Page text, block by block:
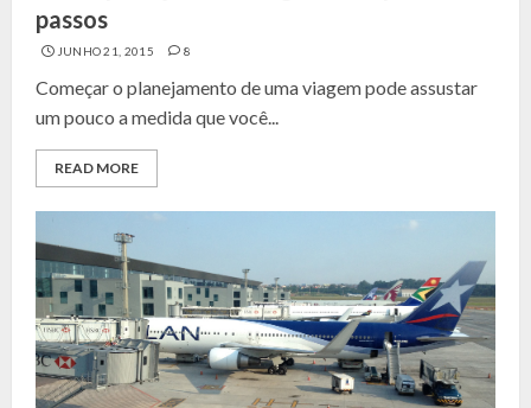
passos
JUNHO 21, 2015 8
Começar o planejamento de uma viagem pode assustar
um pouco a medida que você...
READ MORE